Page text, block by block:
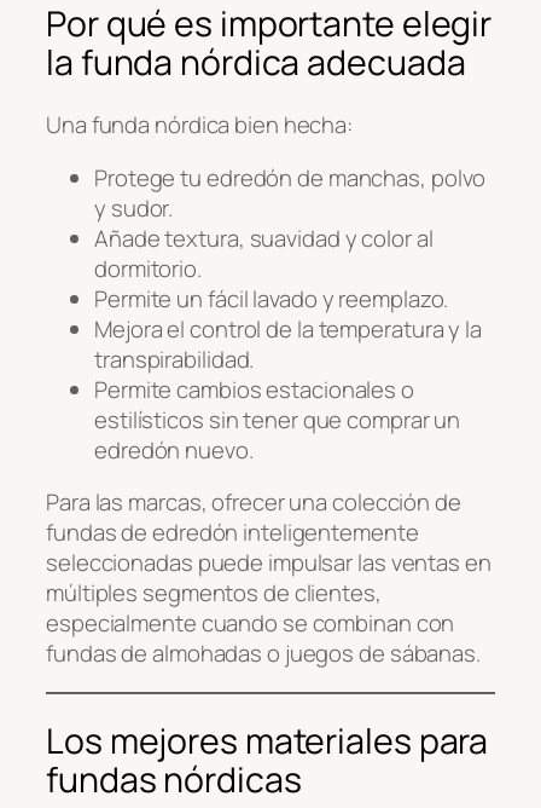
Por qué es importante elegir
la funda nórdica adecuada
Una funda nórdica bien hecha:
Protege tu edredón de manchas, polvo
y sudor.
Añade textura, suavidad y color al
dormitorio.
Permite un fácil lavado y reemplazo.
Mejora el control de la temperatura y la
transpirabilidad.
Permite cambios estacionales o
estilísticos sin tener que comprar un
edredón nuevo.
Para las marcas, ofrecer una colección de
fundas de edredón inteligentemente
seleccionadas puede impulsar las ventas en
múltiples segmentos de clientes,
especialmente cuando se combinan con
fundas de almohadas o juegos de sábanas.
Los mejores materiales para
fundas nórdicas